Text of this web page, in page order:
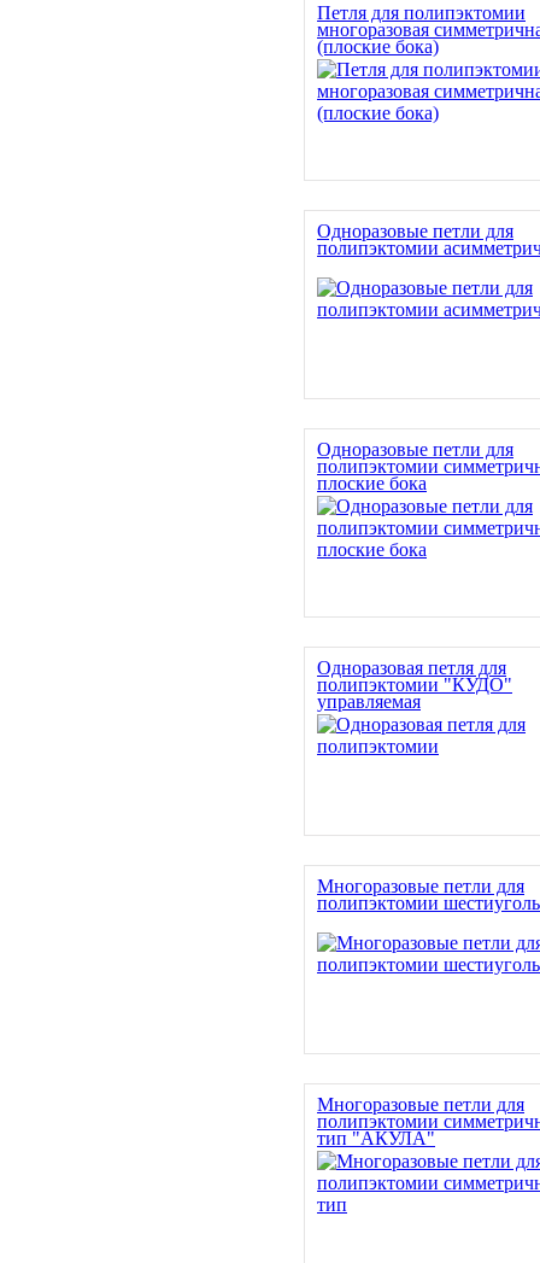
Петля для полипэктомии
многоразовая
(плоские бока)
Одноразовые петли для
полипэктомии
Одноразовые петли для
полипэктомии
плоские бока
Одноразовая петля для
полипэктомии "КУДО"
управляемая
Многоразовые петли для
полипэктомии
Многоразовые петли для
полипэктомии
тип "АКУЛА"